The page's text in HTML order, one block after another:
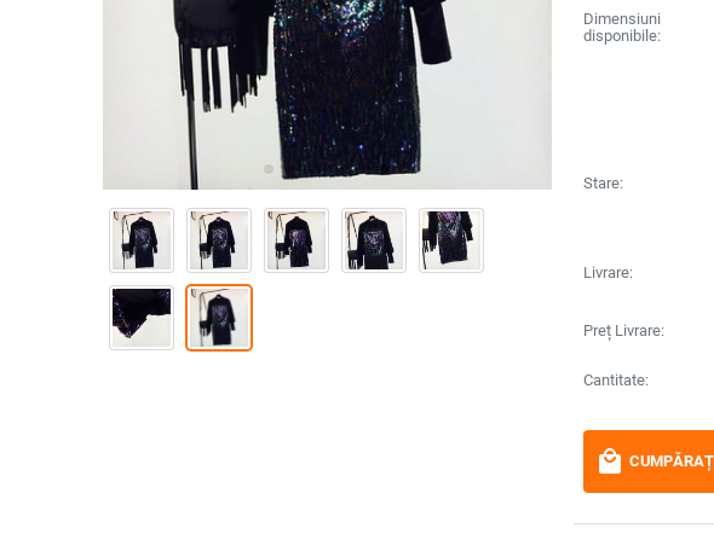
Dimensiuni
disponibile:
Stare:
Livrare:
Preț Livrare:
Cantitate:
local_mall